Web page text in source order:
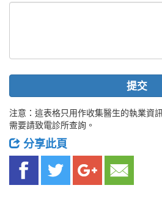
提交
注意：這表格只用作收集醫生的執業資
需要請致電診所查詢。
分享此頁